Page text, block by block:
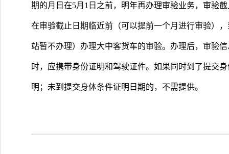
期的月日在5月1日之前，明年再办理审验业务，审验
在审验截止日期临近前（可以提前一个月进行审验）
站暂不办理）办理大中客货车的审验。办理后，审验
时，应携带身份证明和驾驶证件。如果同时到了提交
明；未到提交身体条件证明日期的，不需提供。